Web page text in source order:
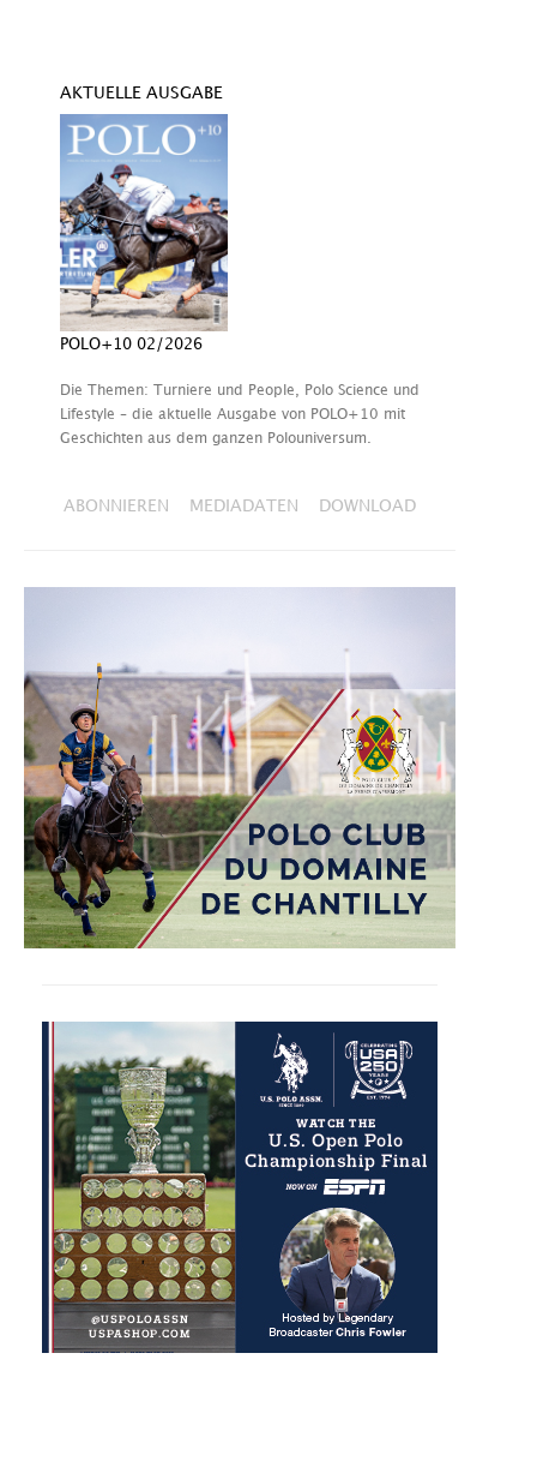
AKTUELLE AUSGABE
POLO+10 02/2026
Die Themen: Turniere und People, Polo Science und
Lifestyle – die aktuelle Ausgabe von POLO+10 mit
Geschichten aus dem ganzen Polouniversum.
ABONNIEREN MEDIADATEN DOWNLOAD